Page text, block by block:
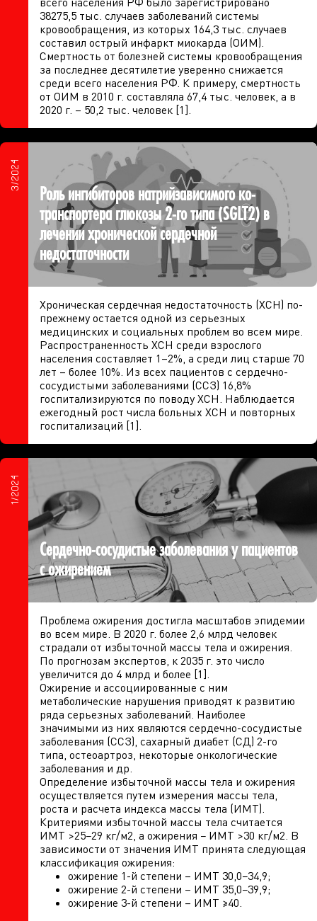
38275,5 тыс. случаев заболеваний системы
кровообращения, из которых 164,3 тыс. случаев
составил острый инфаркт миокарда (ОИМ).
Смертность от болезней системы кровообращения
за последнее десятилетие уверенно снижается
среди всего населения РФ. К примеру, смертность
от ОИМ в 2010 г. составляла 67,4 тыс. человек, а в
2020 г. – 50,2 тыс. человек [1].
3/2024
Роль ингибиторов натрийзависимого ко-
транспортера глюкозы 2-го типа (SGLT2) в
лечении хронической сердечной
недостаточности
Хроническая сердечная недостаточность (ХСН) по-
прежнему остается одной из серьезных
медицинских и социальных проблем во всем мире.
Распространенность ХСН среди взрослого
населения составляет 1–2%, а среди лиц старше 70
лет – более 10%. Из всех пациентов с сердечно-
сосудистыми заболеваниями (ССЗ) 16,8%
госпитализируются по поводу ХСН. Наблюдается
ежегодный рост числа больных ХСН и повторных
госпитализаций [1].
1/2024
Сердечно-сосудистые заболевания у пациентов
с ожирением
Проблема ожирения достигла масштабов эпидемии
во всем мире. В 2020 г. более 2,6 млрд человек
страдали от избыточной массы тела и ожирения.
По прогнозам экспертов, к 2035 г. это число
увеличится до 4 млрд и более [1].
Ожирение и ассоциированные с ним
метаболические нарушения приводят к развитию
ряда серьезных заболеваний. Наиболее
значимыми из них являются сердечно-сосудистые
заболевания (ССЗ), сахарный диабет (СД) 2-го
типа, остеоартроз, некоторые онкологические
заболевания и др.
Определение избыточной массы тела и ожирения
осуществляется путем измерения массы тела,
роста и расчета индекса массы тела (ИМТ).
Критериями избыточной массы тела считается
ИМТ >25−29 кг/м2, а ожирения − ИМТ >30 кг/м2. В
зависимости от значения ИМТ принята следующая
классификация ожирения:
ожирение 1-й степени – ИМТ 30,0−34,9;
ожирение 2-й степени – ИМТ 35,0−39,9;
ожирение 3-й степени – ИМТ ≥40.